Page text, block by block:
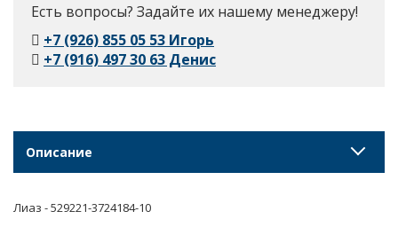
Есть вопросы? Задайте их нашему менеджеру!
+7 (926) 855 05 53 Игорь
+7 (916) 497 30 63 Денис
Описание
Лиаз - 529221-3724184-10